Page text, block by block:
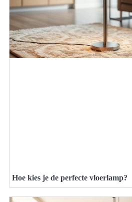
Hoe kies je de perfecte vloerlamp?